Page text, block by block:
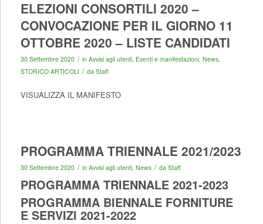
ELEZIONI CONSORTILI 2020 –
CONVOCAZIONE PER IL GIORNO 11
OTTOBRE 2020 – LISTE CANDIDATI
30 Settembre 2020 / in Avvisi agli utenti, Eventi e manifestazioni, News,
STORICO ARTICOLI / da Staff
VISUALIZZA IL MANIFESTO
PROGRAMMA TRIENNALE 2021/2023
30 Settembre 2020 / in Avvisi agli utenti, News / da Staff
PROGRAMMA TRIENNALE 2021-2023
PROGRAMMA BIENNALE FORNITURE
E SERVIZI 2021-2022